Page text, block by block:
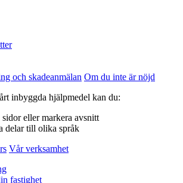
och skadeanmälan Om du inte är nöjd
inbyggda hjälpmedel kan du:
sidor eller markera avsnitt
delar till olika språk
Vår verksamhet
fastighet